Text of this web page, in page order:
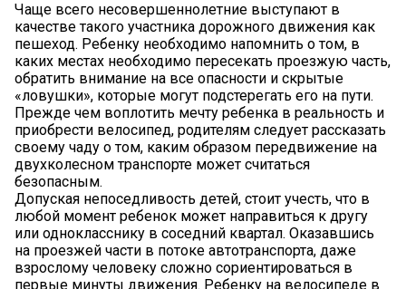
Чаще всего несовершеннолетние выступают в
качестве такого участника дорожного движения как
пешеход. Ребенку необходимо напомнить о том, в
каких местах необходимо пересекать проезжую часть,
обратить внимание на все опасности и скрытые
«ловушки», которые могут подстерегать его на пути.
Прежде чем воплотить мечту ребенка в реальность и
приобрести велосипед, родителям следует рассказать
своему чаду о том, каким образом передвижение на
двухколесном транспорте может считаться
безопасным.
Допуская непоседливость детей, стоит учесть, что в
любой момент ребенок может направиться к другу
или однокласснику в соседний квартал. Оказавшись
на проезжей части в потоке автотранспорта, даже
взрослому человеку сложно сориентироваться в
первые минуты движения. Ребенку на велосипеде в